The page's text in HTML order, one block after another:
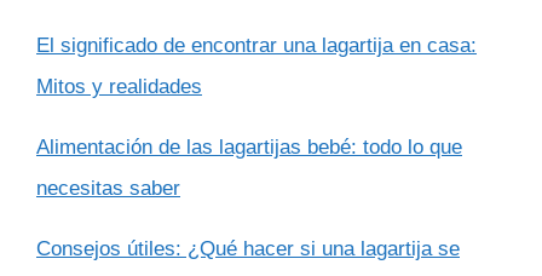
El significado de encontrar una lagartija en casa:
Mitos y realidades
Alimentación de las lagartijas bebé: todo lo que
necesitas saber
Consejos útiles: ¿Qué hacer si una lagartija se